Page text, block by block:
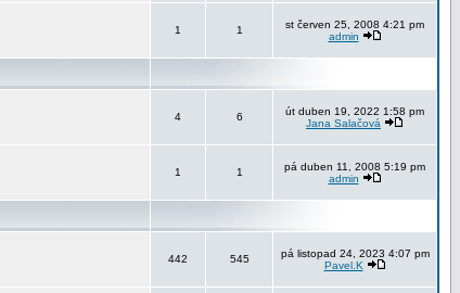
1 1
st červen 25, 2008 4:21 pm
admin
4 6
út duben 19, 2022 1:58 pm
Jana Salačová
1 1
pá duben 11, 2008 5:19 pm
admin
442 545
pá listopad 24, 2023 4:07 pm
Pavel.K